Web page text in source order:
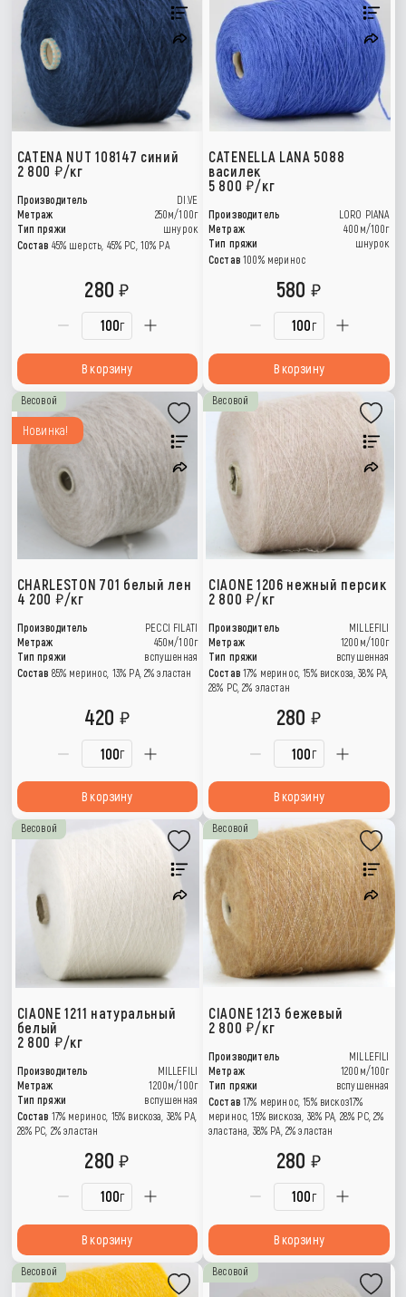
CATENA NUT 108147 синий
2 800
/кг
Производитель
DI.VE
Метраж
250м/100г
Тип пряжи
шнурок
Состав 45% шерсть, 45% РС, 10% РА
г
280
В корзину
CATENELLA LANA 5088
василек
5 800 /кг
Производитель
LORO PIANA
Метраж
400м/100г
Тип пряжи
шнурок
Состав 100% меринос
г
580
В корзину
Весовой
Новинка!
CHARLESTON 701 белый лен
4 200
/кг
Производитель
PECCI FILATI
Метраж
450м/100г
Тип пряжи
вспушенная
Состав 85% меринос, 13% РА, 2% эластан
г
420
В корзину
Весовой
CIAONE 1206 нежный персик
2 800 /кг
Производитель
MILLEFILI
Метраж
1200м/100г
Тип пряжи
вспушенная
Состав 17% меринос, 15% вискоза, 38% РА,
28% PC, 2% эластан
г
280
В корзину
Весовой
CIAONE 1211 натуральный
белый
2 800
/кг
Производитель
MILLEFILI
Метраж
1200м/100г
Тип пряжи
вспушенная
Состав 17% меринос, 15% вискоза, 38% РА,
28% PC, 2% эластан
г
280
В корзину
Весовой
CIAONE 1213 бежевый
2 800 /кг
Производитель
MILLEFILI
Метраж
1200м/100г
Тип пряжи
вспушенная
Состав 17% меринос, 15% вискоз17%
меринос, 15% вискоза, 38% РА, 28% PC, 2%
эластана, 38% РА, 2% эластан
г
280
В корзину
Весовой Весовой